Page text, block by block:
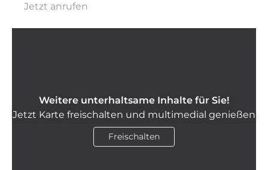
Jetzt anrufen
Weitere unterhaltsame Inhalte für Sie!
Jetzt Karte freischalten und multimedial genießen
Freischalten